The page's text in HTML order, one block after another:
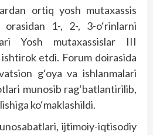
ortiq yosh mutaxassis
1-, 2-, 3-o‘rinlarni
Yosh mutaxassislar III
etdi. Forum doirasida
g‘oya va ishlanmalari
munosib rag‘batlantirilib,
ko‘maklashildi.
ijtimoiy-iqtisodiy